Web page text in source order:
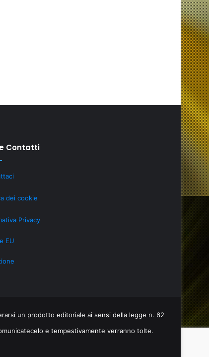
Old” Drop di Shaiya mostra
gli MMO storici restano
tecnologia:
25 Maggio 2025
Contatti
dei cookie
Privacy
EU
un prodotto editoriale ai sensi della legge n. 62
e tempestivamente verranno tolte.